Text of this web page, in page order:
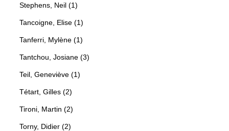
Stephens, Neil (1)
Tancoigne, Elise (1)
Tanferri, Mylène (1)
Tantchou, Josiane (3)
Teil, Geneviève (1)
Tétart, Gilles (2)
Tironi, Martin (2)
Torny, Didier (2)